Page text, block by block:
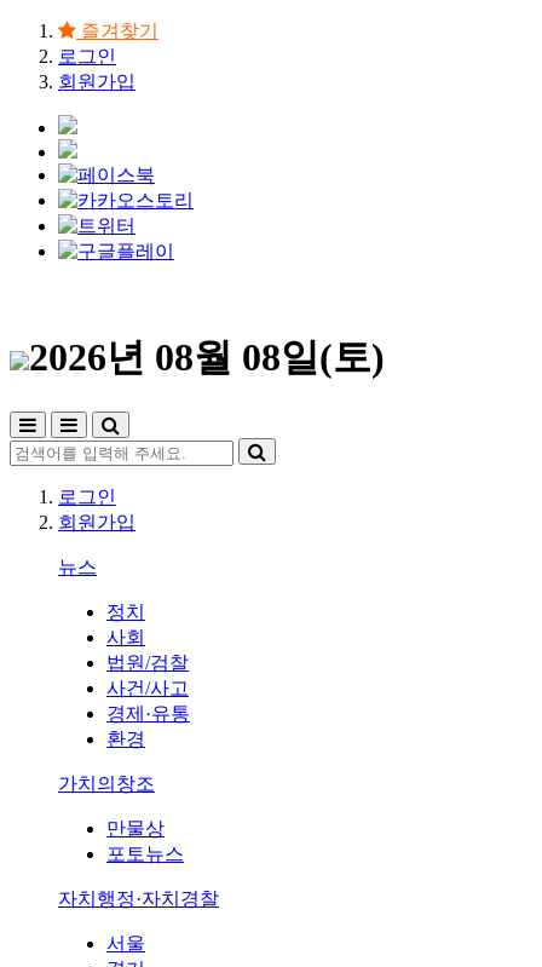
즐겨찾기
로그인
회원가입
2026년 08월 08일(토)
로그인
회원가입
뉴스
정치
사회
법원/검찰
사건/사고
경제·유통
환경
가치의창조
만물상
포토뉴스
자치행정·자치경찰
서울